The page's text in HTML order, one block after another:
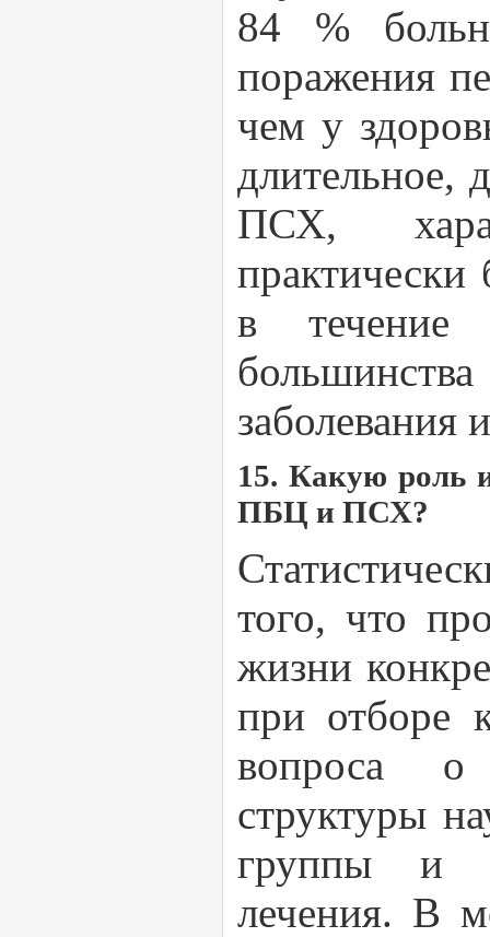
84 %
поражения
чем у
длительное,
ПСХ,
в течение
заболевания
15. Какую роль
ПБЦ и ПСХ?
того, что
жизни
при отборе
вопроса о
структуры
группы и
лечения. В